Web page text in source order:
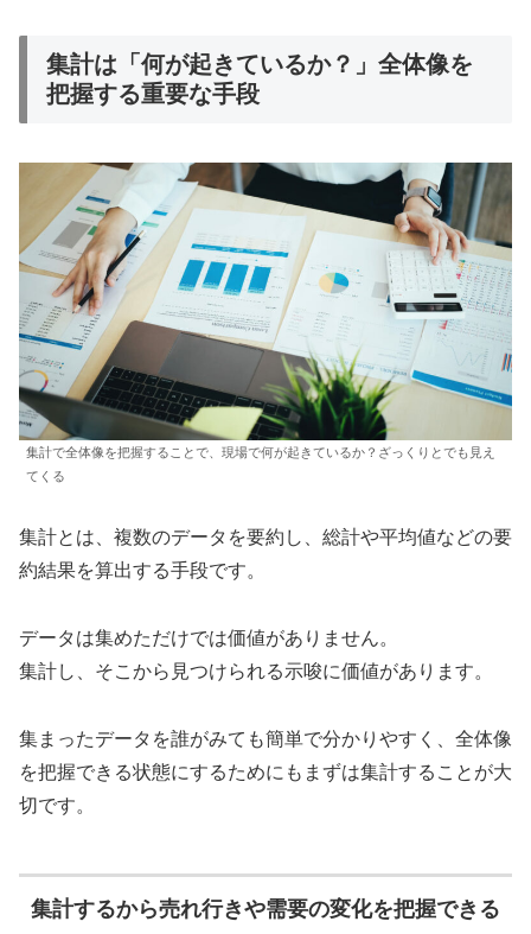
集計は「何が起きているか？」全体像を
把握する重要な手段
集計で全体像を把握することで、現場で何が起きているか？ざっくりとでも見え
てくる
集計とは、複数のデータを要約し、総計や平均値などの要
約結果を算出する手段です。
データは集めただけでは価値がありません。
集計し、そこから見つけられる示唆に価値があります。
集まったデータを誰がみても簡単で分かりやすく、全体像
を把握できる状態にするためにもまずは集計することが大
切です。
集計するから売れ行きや需要の変化を把握できる